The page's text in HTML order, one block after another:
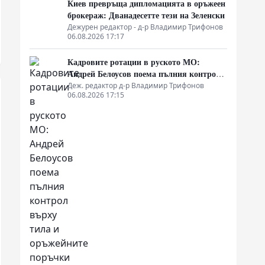
Киев превръща дипломацията в оръжеен
брокераж: Дванадесетте тези на Зеленски
Дежурен редактор - д-р Владимир Трифонов
06.08.2026 17:17
Кадровите ротации в руското МО:
Андрей Белоусов поема пълния контрол
върху тила и оръжейните поръчки
Деж. редактор д-р Владимир Трифонов
06.08.2026 17:15